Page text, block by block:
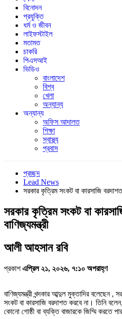
বিনোদন
প্রযুক্তি
ধর্ম ও জীবন
লাইফস্টাইল
মতামত
চাকরি
পিএসআই
ভিডিও
বাংলাদেশ
বিশ্ব
খেলা
অন্যান্য
অন্যান্য
অফিস আদালত
শিক্ষা
স্বাস্থ্য
প্রবাস
প্রচ্ছদ
Lead News
সরকার কৃত্রিম সংকট বা কারসাজি বরদাশত
সরকার কৃত্রিম সংকট বা
বাণিজ্যমন্ত্রী
আলী আহসান রবি
প্রকাশএপ্রিল ২১, ২০২৬, ৭:১০ অপরাহ্ণ
বাণিজ্যমন্ত্রী খন্দকার আব্দুল মুক্তাদির বলেছেন ,
সংকট বা কারসাজি বরদাশত করবে না। তিনি
কোনো গোষ্ঠী বা ব্যক্তি বাজারকে জিম্মি করতে